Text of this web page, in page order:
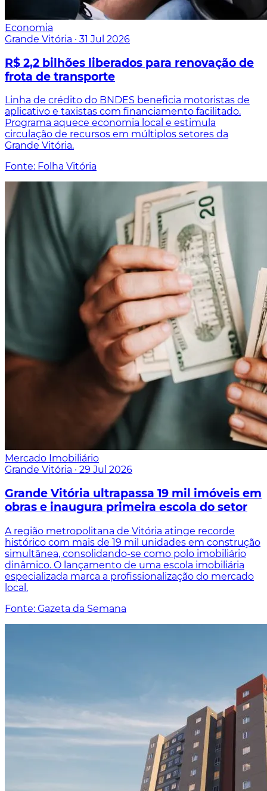
Economia
Grande Vitória · 31 Jul 2026
R$ 2,2 bilhões liberados para renovação de
frota de transporte
Linha de crédito do BNDES beneficia motoristas de
aplicativo e taxistas com financiamento facilitado.
Programa aquece economia local e estimula
circulação de recursos em múltiplos setores da
Grande Vitória.
Fonte: Folha Vitória
Mercado Imobiliário
Grande Vitória · 29 Jul 2026
Grande Vitória ultrapassa 19 mil imóveis em
obras e inaugura primeira escola do setor
A região metropolitana de Vitória atinge recorde
histórico com mais de 19 mil unidades em construção
simultânea, consolidando-se como polo imobiliário
dinâmico. O lançamento de uma escola imobiliária
especializada marca a profissionalização do mercado
local.
Fonte: Gazeta da Semana